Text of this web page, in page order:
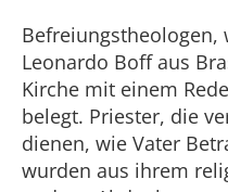
Befreiungstheologen,
Leonardo Boff aus
Kirche mit einem
belegt. Priester, die
dienen, wie Vater
wurden aus ihrem